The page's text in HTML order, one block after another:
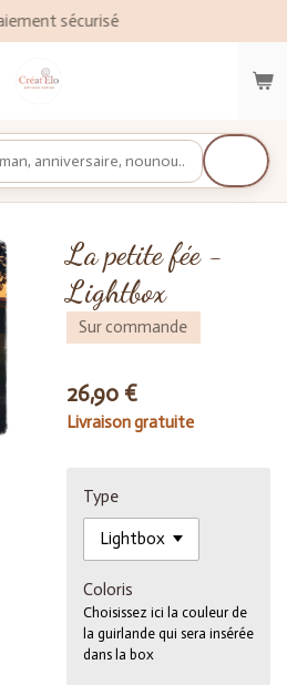
sécurisé
La petite fée -
Lightbox
Sur commande
26,90 €
Livraison gratuite
Type
Coloris
Choisissez ici la couleur de
la guirlande qui sera insérée
dans la box